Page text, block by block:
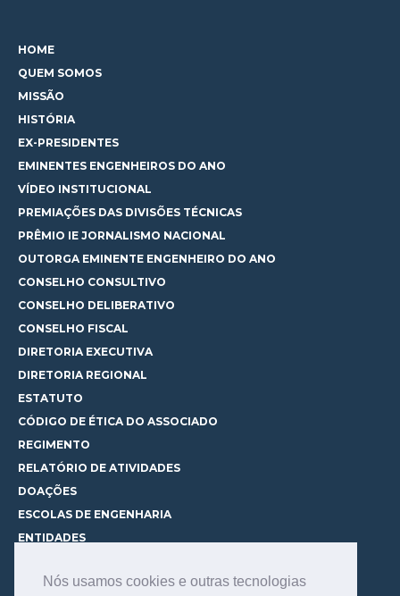
Nós usamos cookies e outras tecnologias
HOME
QUEM SOMOS
MISSÃO
HISTÓRIA
EX-PRESIDENTES
EMINENTES ENGENHEIROS DO ANO
VÍDEO INSTITUCIONAL
PREMIAÇÕES DAS DIVISÕES TÉCNICAS
PRÊMIO IE JORNALISMO NACIONAL
OUTORGA EMINENTE ENGENHEIRO DO ANO
CONSELHO CONSULTIVO
CONSELHO DELIBERATIVO
CONSELHO FISCAL
DIRETORIA EXECUTIVA
DIRETORIA REGIONAL
ESTATUTO
CÓDIGO DE ÉTICA DO ASSOCIADO
REGIMENTO
RELATÓRIO DE ATIVIDADES
DOAÇÕES
ESCOLAS DE ENGENHARIA
ENTIDADES
CURSOS